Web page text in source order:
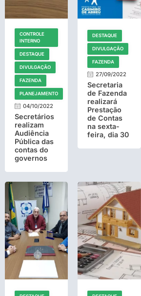
CONTROLE
INTERNO
DESTAQUE
DIVULGAÇÃO
FAZENDA
PLANEJAMENTO
04/10/2022
Secretários
realizam
Audiência
Pública das
contas do
governos
DESTAQUE
DIVULGAÇÃO
FAZENDA
27/09/2022
Secretaria
de Fazenda
realizará
Prestação
de Contas
na sexta-
feira, dia 30